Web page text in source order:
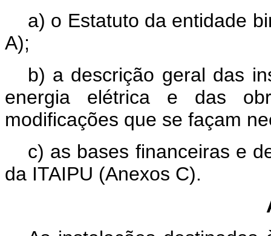
a) o Estatuto da entidade
A);
b) a descrição geral das
energia elétrica e das
modificações que se façam
c) as bases financeiras e
da ITAIPU (Anexos C).